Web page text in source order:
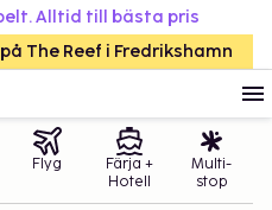
Alltid till bästa pris
The Reef i Fredrikshamn
Flyg
Färja +
Hotell
Multi-
stop